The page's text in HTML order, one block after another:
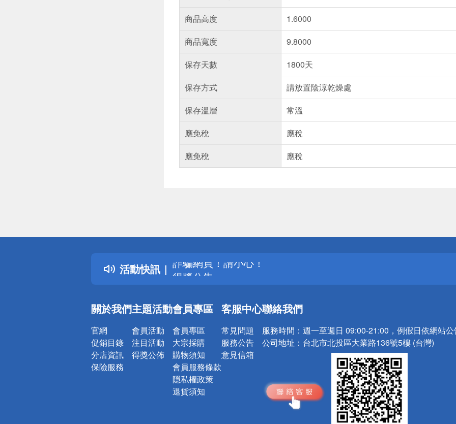
商品高度
1.6000
商品寬度
9.8000
保存天數
1800天
保存方式
請放置陰涼乾燥處
保存溫層
常溫
應免稅
應稅
應免稅
應稅
活動快訊
偏遠地區配送
詐騙網頁！請小心！
得獎公告
熱門話題
偏遠地區配送
詐騙網頁！請小心！
關於我們
官網
促銷目錄
分店資訊
保險服務
主題活動
會員活動
注目活動
得獎公佈
會員專區
會員專區
大宗採購
購物須知
會員服務條款
隱私權政策
退貨須知
客服中心
常見問題
服務公告
意見信箱
聯絡我們
服務時間： 週一至週日 09:00-21:00，例假日依網站
公司地址： 台北市北投區大業路136號5樓 (台灣)